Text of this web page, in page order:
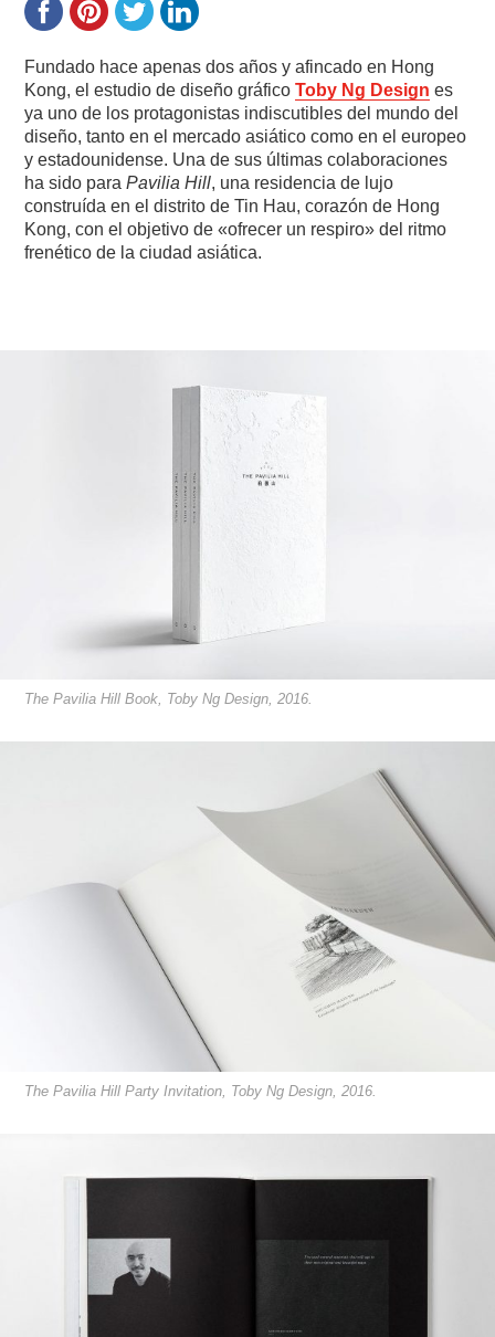
Fundado hace apenas dos años y afincado en Hong
Kong, el estudio de diseño gráficoToby Ng Design es
ya uno de los protagonistas indiscutibles del mundo del
diseño, tanto en el mercado asiático como en el europeo
y estadounidense. Una de sus últimas colaboraciones
ha sido paraPavilia Hill, una residencia de lujo
construída en el distrito de Tin Hau, corazón de Hong
Kong, con el objetivo de «ofrecer un respiro» del ritmo
frenético de la ciudad asiática.
The Pavilia Hill Book, Toby Ng Design, 2016.
The Pavilia Hill Party Invitation, Toby Ng Design, 2016.